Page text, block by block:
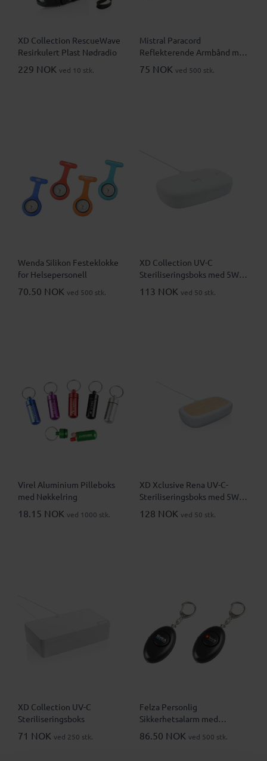
XD Collection RescueWave
Resirkulert Plast Nødradio
229 NOK ved 10 stk.
Mistral Paracord
Reflekterende Armbånd med
Sikkerhetsfunksjoner
75 NOK ved 500 stk.
Wenda Silikon Festeklokke
for Helsepersonell
70.50 NOK ved 500 stk.
XD Collection UV-C
Steriliseringsboks med 5W
Trådløs Lader
113 NOK ved 50 stk.
Virel Aluminium Pilleboks
med Nøkkelring
18.15 NOK ved 1000 stk.
XD Xclusive Rena UV-C-
Steriliseringsboks med 5W
Ladeplate
128 NOK ved 50 stk.
XD Collection UV-C
Steriliseringsboks
71 NOK ved 250 stk.
Felza Personlig
Sikkerhetsalarm med
Nøkkelring
86.50 NOK ved 500 stk.